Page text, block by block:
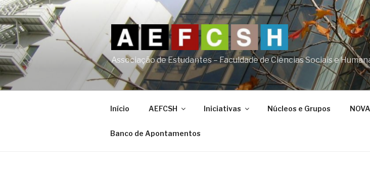
Saltar
para
o
conteúdo
Associação de Estudantes – Faculdade de Ciências Sociais e
Início AEFCSH Iniciativas Núcleos e Grupos
Banco de Apontamentos